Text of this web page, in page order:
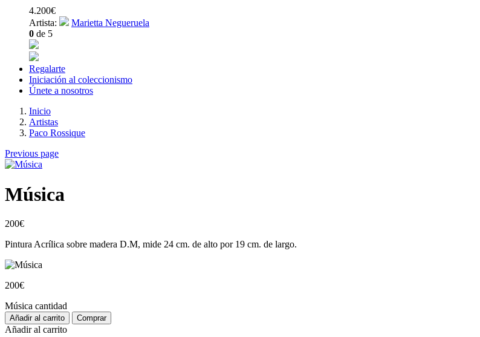
4.200€
Artista:
Marietta Negueruela
0 de 5
Regalarte
Iniciación al coleccionismo
Únete a nosotros
Inicio
Artistas
Paco Rossique
Previous page
Música
200€
Pintura Acrílica sobre madera D.M, mide 24 cm. de alto por 19 cm. de largo.
200€
Música cantidad
Añadir al carrito Comprar
Añadir al carrito